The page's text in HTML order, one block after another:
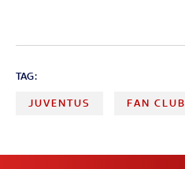
TAG:
JUVENTUS FAN CLUB